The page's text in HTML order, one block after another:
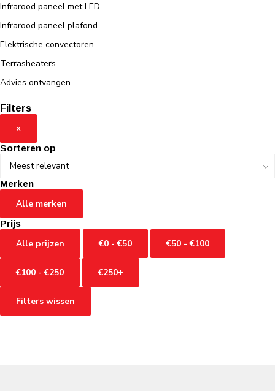
Infrarood paneel met LED
Infrarood paneel plafond
Elektrische convectoren
Terrasheaters
Advies ontvangen
Filters
×
Sorteren op
Merken
Alle merken
Prijs
Alle prijzen €0 - €50 €50 - €100
€100 - €250 €250+
Filters wissen